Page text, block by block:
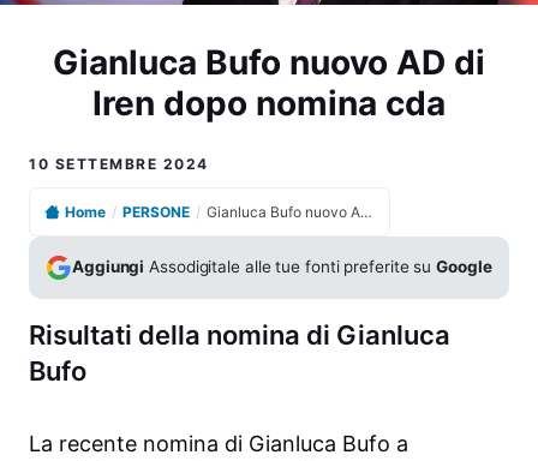
Gianluca Bufo nuovo AD di
Iren dopo nomina cda
10 SETTEMBRE 2024
Home / PERSONE / Gianluca Bufo nuovo AD di Iren dopo nomina cda
Aggiungi Assodigitale alle tue fonti preferite suGoogle
Risultati della nomina di Gianluca
Bufo
La recente nomina di Gianluca Bufo a